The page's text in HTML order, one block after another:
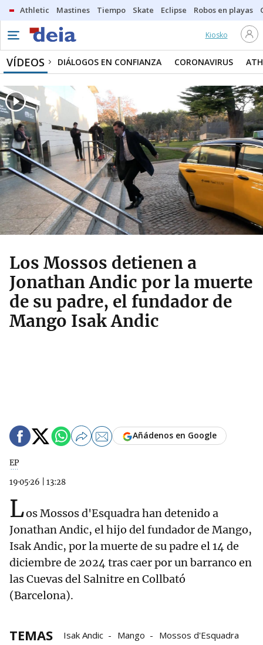
Athletic Mastines Tiempo Skate Eclipse Robos en playas
Kiosko
VÍDEOS DIÁLOGOS EN CONFIANZA CORONAVIRUS
Los Mossos detienen a
Jonathan Andic por la muerte
de su padre, el fundador de
Mango Isak Andic
EP
19·05·26
13:28
Añádenos en Google
Los Mossos d'Esquadra han detenido a
Jonathan Andic, el hijo del fundador de Mango,
Isak Andic, por la muerte de su padre el 14 de
diciembre de 2024 tras caer por un barranco en
las Cuevas del Salnitre en Collbató
(Barcelona).
TEMAS Isak Andic Mango Mossos d'Esquadra